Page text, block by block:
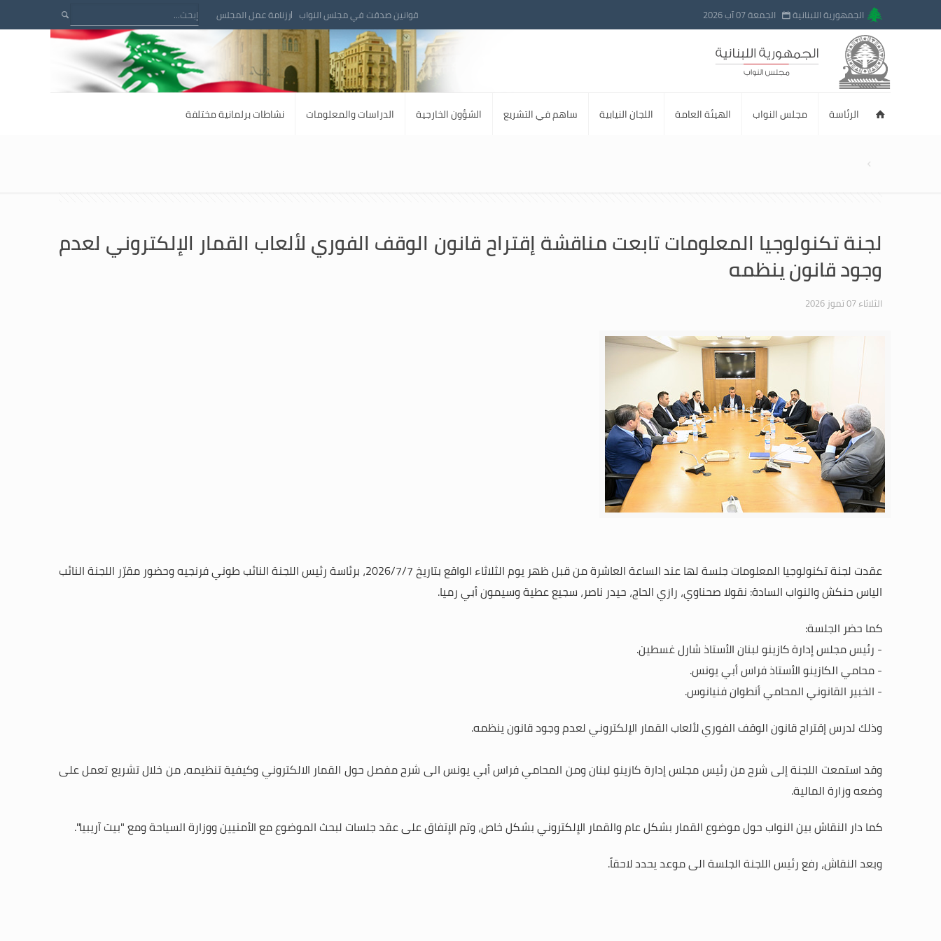
الجمهورية اللبنانية الجمعة 07 آب 2026 قوانين صدقت في مجلس النواب رزنامة عمل المجلس
الرئاسة مجلس النواب الهيئة العامة اللجان النيابية ساهم في التشريع الشؤون الخارجية الدراسات والمعلومات نشاطات برلمانية مختلفة
لجنة تكنولوجيا المعلومات تابعت مناقشة إقتراح قانون الوقف الفوري لألعاب القمار الإلكتروني لعدم
وجود قانون ينظمه
الثلاثاء 07 تموز 2026
عقدت لجنة تكنولوجيا المعلومات جلسة لها عند الساعة العاشرة من قبل ظهر يوم الثلاثاء الواقع بتاريخ7
/
7
/2026، برئاسة رئيس اللجنة النائب طوني فرنجيه وحضور مقرّر اللجنة النائب
الياس حنكش والنواب السادة: نقولا صحناوي، رازي الحاج، حيدر ناصر، سجيع عطية وسيمون أبي رميا.
كما حضر الجلسة:
- رئيس مجلس إدارة كازينو لبنان الأستاذ شارل غسطين.
- محامي الكازينو الأستاذ فراس أبي يونس.
- الخبير القانوني المحامي أنطوان فنيانوس.
وذلك لدرس إقتراح قانون الوقف الفوري لألعاب القمار الإلكتروني لعدم وجود قانون ينظمه.
وقد استمعت اللجنة إلى شرح من رئيس مجلس إدارة كازينو لبنان ومن المحامي فراس أبي يونس الى شرح مفصل حول القمار الالكتروني وكيفية تنظيمه، من خلال تشريع تعمل على
وضعه وزارة المالية.
كما دار النقاش بين النواب حول موضوع القمار بشكل عام والقمار الإلكتروني بشكل خاص، وتم الإتفاق على عقد جلسات لبحث الموضوع مع الأمنيين ووزارة السياحة ومع "بيت آريبيا".
وبعد النقاش، رفع رئيس اللجنة الجلسة الى موعد يحدد لاحقاً.